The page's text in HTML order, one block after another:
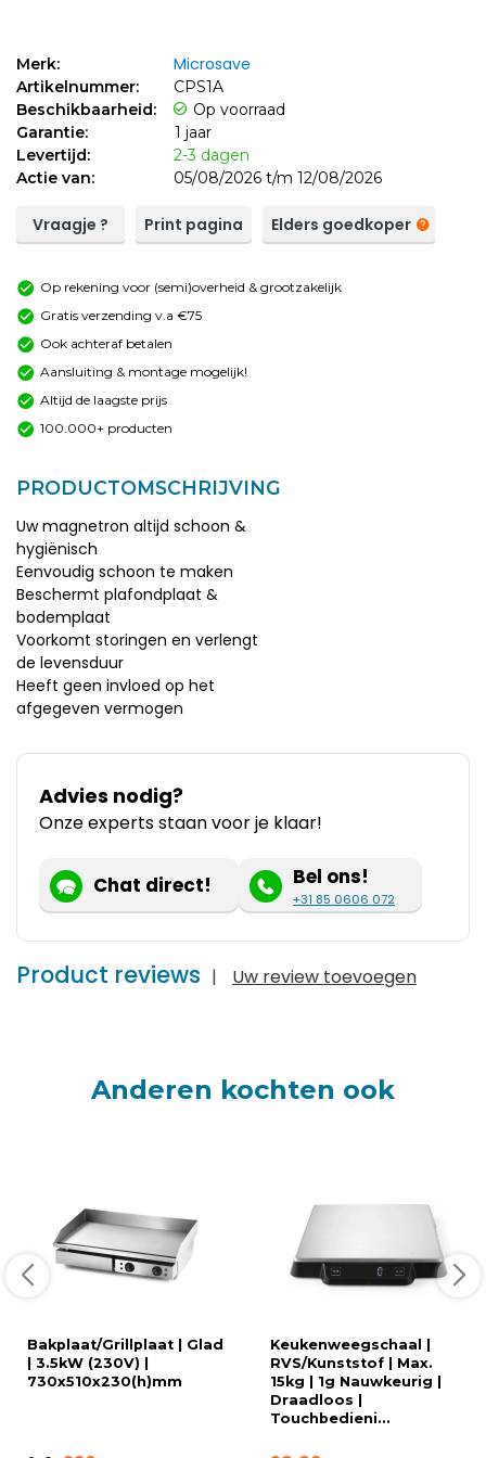
Merk: Microsave
Artikelnummer:
CPS1A
Beschikbaarheid:
Op voorraad
Garantie:
1 jaar
Levertijd:
2-3 dagen
Actie van:
05/08/2026 t/m 12/08/2026
Vraagje ? Print pagina Elders goedkoper
Op rekening voor (semi)overheid & grootzakelijk
Gratis verzending v.a €75
Ook achteraf betalen
Aansluiting & montage mogelijk!
Altijd de laagste prijs
100.000+ producten
PRODUCTOMSCHRIJVING
Uw magnetron altijd schoon &
hygiënisch
Eenvoudig schoon te maken
Beschermt plafondplaat &
bodemplaat
Voorkomt storingen en verlengt
de levensduur
Heeft geen invloed op het
afgegeven vermogen
Advies nodig?
Onze experts staan voor je klaar!
Chat direct! Bel ons!
+31 85 0606 072
Product reviews | Uw review toevoegen
Anderen kochten ook
Bakplaat/Grillplaat | Glad
| 3.5kW (230V) |
730x510x230(h)mm
Keukenweegschaal |
RVS/Kunststof | Max.
15kg | 1g Nauwkeurig |
Draadloos |
Touchbedieni...